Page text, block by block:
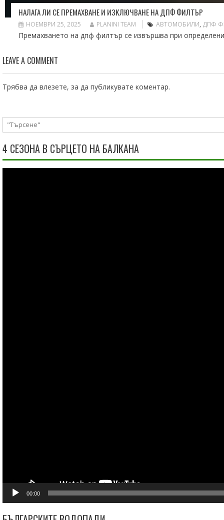
НАЛАГА ЛИ СЕ ПРЕМАХВАНЕ И ИЗКЛЮЧВАНЕ НА ДПФ ФИЛТЪР
НОЕМВРИ 25, 2025 PLANINI TEAM АВТОМОБИЛИ, ДПФ
Премахването на дпф филтър се извършва при
LEAVE A COMMENT
Трябва да влезете, за да публикувате коментар.
4 СЕЗОНА В СЪРЦЕТО НА БАЛКАНА
00:00